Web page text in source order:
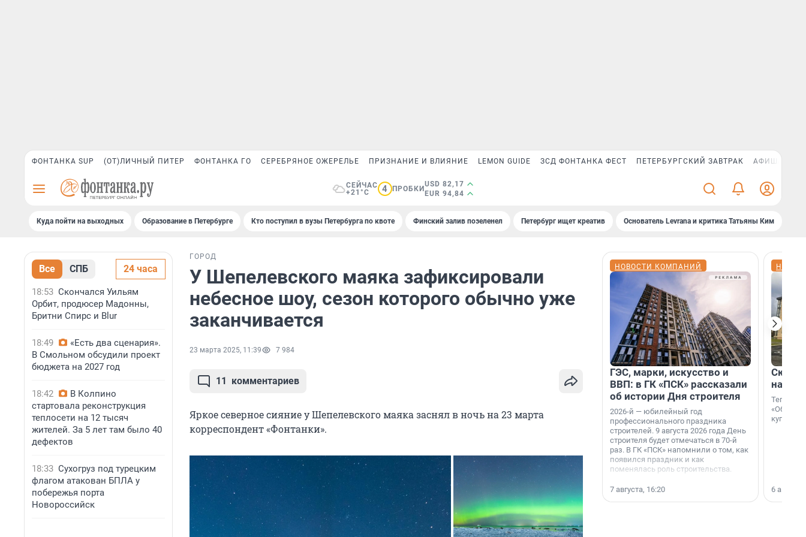
ФОНТАНКА SUP (ОТ)ЛИЧНЫЙ ПИТЕР ФОНТАНКА ГО СЕРЕБРЯНОЕ ОЖЕРЕЛЬЕ ПРИЗНАНИЕ И ВЛИЯНИЕ LEMON GUIDE ЗСД ФОНТАНКА ФЕСТ ПЕТЕРБУРГСКИЙ ЗАВТРАК АФИША PLUS
СЕЙЧАС
+21°C
4 ПРОБКИ
USD 82,17
EUR 94,84
Куда пойти на выходных Образование в Петербурге Кто поступил в вузы Петербурга по квоте Финский залив позеленел Петербург ищет креатив Основатель Levrana и критика Татьяны Ким
Все СПБ 24 часа
18:53 Скончался Уильям
Орбит, продюсер Мадонны,
Бритни Спирс и Blur
18:49
«Есть два сценария».
В Смольном обсудили проект
бюджета на 2027 год
18:42
В Колпино
стартовала реконструкция
теплосети на 12 тысяч
жителей. За 5 лет там было 40
дефектов
18:33 Сухогруз под турецким
флагом атакован БПЛА у
побережья порта
Новороссийск
ГОРОД
У Шепелевского маяка зафиксировали
небесное шоу, сезон которого обычно уже
заканчивается
23 марта 2025, 11:39 7 984
11 комментариев
Яркое северное сияние у Шепелевского маяка заснял в ночь на 23 марта
корреспондент «Фонтанки».
НОВОСТИ КОМПАНИЙ
ГЭС, марки, искусство и
ВВП: в ГК «ПСК» рассказали
об истории Дня строителя
2026-й — юбилейный год
профессионального праздника
строителей. 9 августа 2026 года День
строителя будет отмечаться в 70-й
раз. В ГК «ПСК» напомнили о том, как
появился праздник и как
поменялась роль строительства.
7 августа, 16:20
на
Теперь
купить
6